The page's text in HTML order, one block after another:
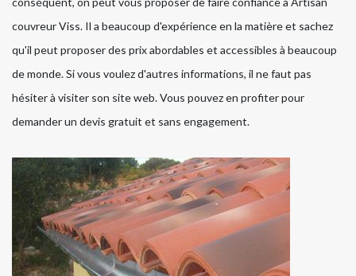
couvreur Viss. Il a beaucoup d'expérience en la matière et sachez
qu'il peut proposer des prix abordables et accessibles à beaucoup
de monde. Si vous voulez d'autres informations, il ne faut pas
hésiter à visiter son site web. Vous pouvez en profiter pour
demander un devis gratuit et sans engagement.